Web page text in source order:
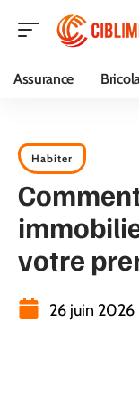
Assurance
Habiter
votre
26 juin 2026